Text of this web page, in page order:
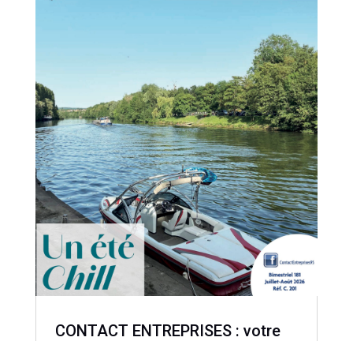
CONTACT ENTREPRISES : votre